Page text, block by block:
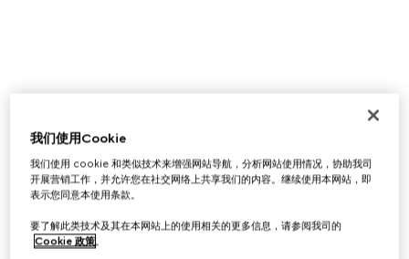
我们使用Cookie
我们使用 cookie 和类似技术来增强网站导航，分析网站使用情况，协助我司
开展营销工作，并允许您在社交网络上共享我们的内容。继续使用本网站，即
表示您同意本使用条款。
要了解此类技术及其在本网站上的使用相关的更多信息，请参阅我司的
Cookie 政策。